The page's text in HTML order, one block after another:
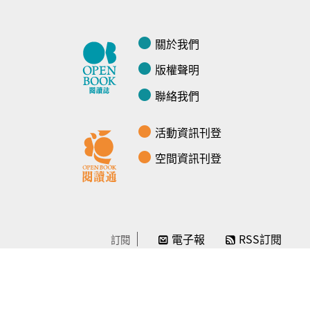
關於我們
版權聲明
聯絡我們
活動資訊刊登
空間資訊刊登
訂閱 電子報 RSS訂閱